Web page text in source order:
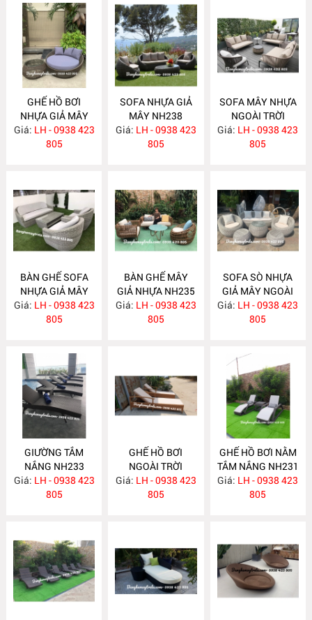
GHẾ HỒ BƠI
NHỰA GIẢ MÂY
NH239
Giá: LH - 0938 423
805
SOFA NHỰA GIẢ
MÂY NH238
Giá: LH - 0938 423
805
SOFA MÂY NHỰA
NGOÀI TRỜI
NH237
Giá: LH - 0938 423
805
BÀN GHẾ SOFA
NHỰA GIẢ MÂY
NH236
Giá: LH - 0938 423
805
BÀN GHẾ MÂY
GIẢ NHỰA NH235
Giá: LH - 0938 423
805
SOFA SÒ NHỰA
GIẢ MÂY NGOÀI
TRỜI NH234
Giá: LH - 0938 423
805
GIƯỜNG TẮM
NẮNG NH233
Giá: LH - 0938 423
805
GHẾ HỒ BƠI
NGOÀI TRỜI
NH232
Giá: LH - 0938 423
805
GHẾ HỒ BƠI NẰM
TẮM NẮNG NH231
Giá: LH - 0938 423
805